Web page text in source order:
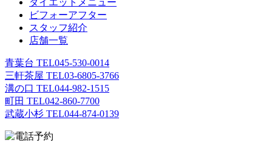
ダイエットメニュー
ビフォーアフター
スタッフ紹介
店舗一覧
青葉台 TEL045-530-0014
三軒茶屋 TEL03-6805-3766
溝の口 TEL044-982-1515
町田 TEL042-860-7700
武蔵小杉 TEL044-874-0139